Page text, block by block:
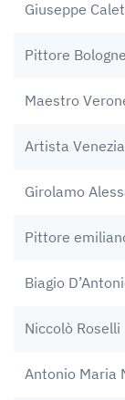
Giuseppe
Pittore
Maestro
Artista
Girolamo
Pittore
Biagio
Niccolò Roselli
Antonio Maria